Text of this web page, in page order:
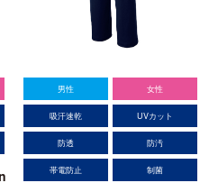
男性 女性
吸汗速乾 UVカット
防透 防汚
帯電防止 制菌